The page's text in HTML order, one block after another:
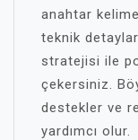
anahtar
teknik
stratejisi ile
çekersiniz.
destekler ve
yardımcı olur.